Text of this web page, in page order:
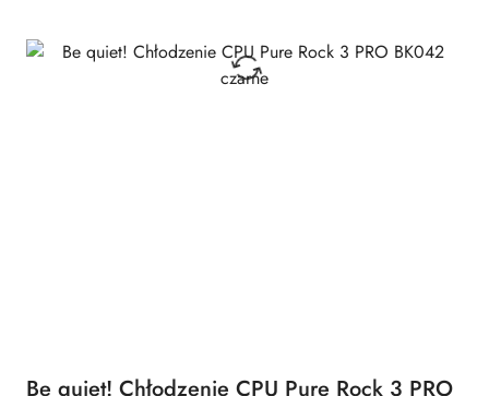
Be quiet! Chłodzenie CPU Pure Rock 3 PRO